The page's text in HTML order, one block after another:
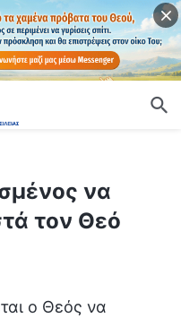
τον Θεό
να
τον Θεό
ο Θεός να